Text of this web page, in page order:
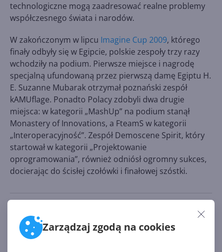
Zarządzaj zgodą na cookies
technologiczne mogą zaadresować realne problemy
współczesnego świata i narodów.
W zakończonym w lipcu Imagine Cup 2009, którego
finały odbyły się w Egipcie, polskie zespoły trzy razy
wchodziły na podium. Pierwsze miejsce i nagrodę
specjalną ufundowaną przez pierwszą damę Egiptu H.
E. Suzanne Mubarak otrzymał poznański zespół
kAMUflage. Ponadto Polacy zdobyli dwa drugie
miejsca: w kategorii „MashUp” na podium stanął
Monastery of Innovations, a FteamS w kategorii
„Interoperacyjność”. Zespół Demoscene Spirit, który
startował w kategorii „Projektowanie
oprogramowania”, również odniósł ogromny sukces,
docierając do ścisłej czołówki i finałowej szóstki.
http://www.microsoft.com/poland/centrumprasowe/
prasa/09_09/06.mspx